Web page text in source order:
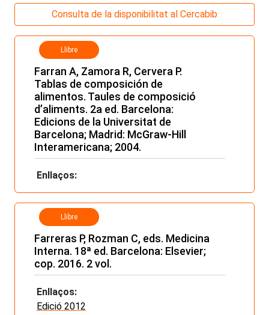
Consulta de la disponibilitat al Cercabib
Llibre
Farran A, Zamora R, Cervera P.
Tablas de composición de
alimentos. Taules de composició
d’aliments. 2a ed. Barcelona:
Edicions de la Universitat de
Barcelona; Madrid: McGraw-Hill
Interamericana; 2004.
Enllaços:
Llibre
Farreras P, Rozman C, eds. Medicina
Interna. 18ª ed. Barcelona: Elsevier;
cop. 2016. 2 vol.
Enllaços:
Edició 2012